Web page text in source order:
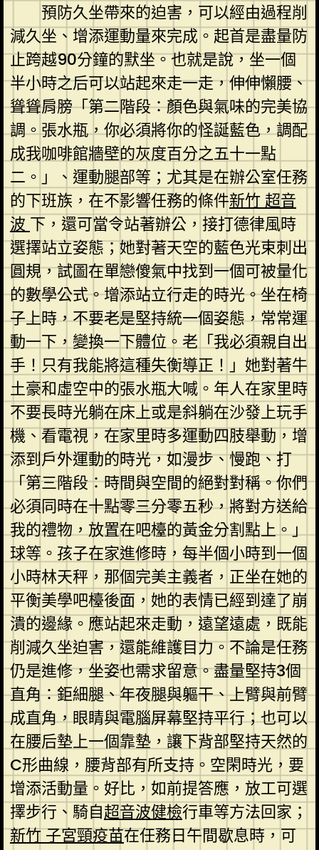
預防久坐帶來的迫害，可以經由過程削
減久坐、增添運動量來完成。起首是盡量防
止跨越90分鐘的默坐。也就是說，坐一個
半小時之后可以站起來走一走，伸伸懶腰、
聳聳肩膀「第二階段：顏色與氣味的完美協
調。張水瓶，你必須將你的怪誕藍色，調配
成我咖啡館牆壁的灰度百分之五十一點
二。」、運動腿部等；尤其是在辦公室任務
的下班族，在不影響任務的條件新竹 超音
波 下，還可當令站著辦公，接打德律風時
選擇站立姿態；她對著天空的藍色光束刺出
圓規，試圖在單戀傻氣中找到一個可被量化
的數學公式。增添站立行走的時光。坐在椅
子上時，不要老是堅持統一個姿態，常常運
動一下，變換一下體位。老「我必須親自出
手！只有我能將這種失衡導正！」她對著牛
土豪和虛空中的張水瓶大喊。年人在家里時
不要長時光躺在床上或是斜躺在沙發上玩手
機、看電視，在家里時多運動四肢舉動，增
添到戶外運動的時光，如漫步、慢跑、打
「第三階段：時間與空間的絕對對稱。你們
必須同時在十點零三分零五秒，將對方送給
我的禮物，放置在吧檯的黃金分割點上。」
球等。孩子在家進修時，每半個小時到一個
小時林天秤，那個完美主義者，正坐在她的
平衡美學吧檯後面，她的表情已經到達了崩
潰的邊緣。應站起來走動，遠望遠處，既能
削減久坐迫害，還能維護目力。不論是任務
仍是進修，坐姿也需求留意。盡量堅持3個
直角：鉅細腿、年夜腿與軀干、上臂與前臂
成直角，眼睛與電腦屏幕堅持平行；也可以
在腰后墊上一個靠墊，讓下背部堅持天然的
C形曲線，腰背部有所支持。空閑時光，要
增添活動量。好比，如前提答應，放工可選
擇步行、騎自超音波健檢行車等方法回家；
新竹 子宮頸疫苗在任務日午間歇息時，可